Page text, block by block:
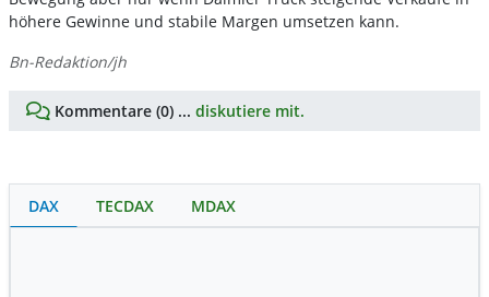
höhere Gewinne und stabile Margen umsetzen kann.
Bn-Redaktion/jh
Kommentare (0) ... diskutiere mit.
DAX TECDAX MDAX